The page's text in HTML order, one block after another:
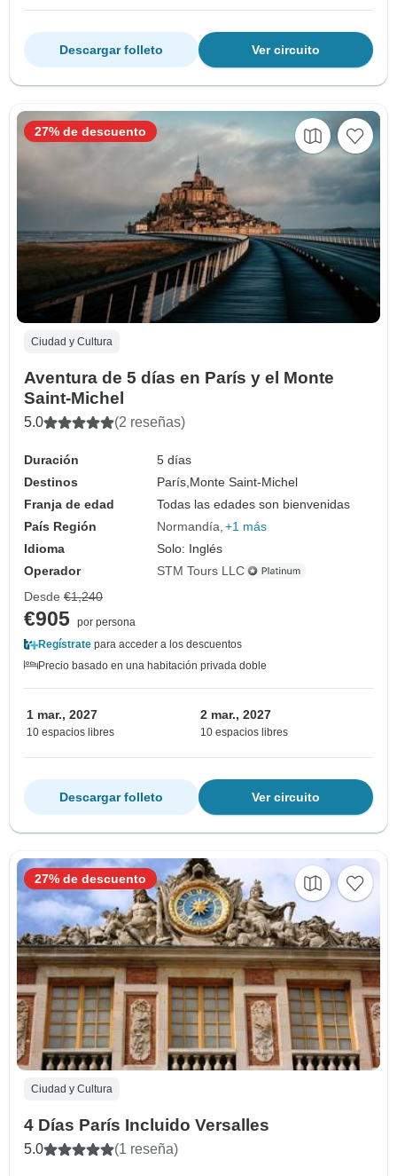
Ver circuito
Descargar folleto
Ciudad y Cultura
Aventura de 5 días en París y el Monte
Saint-Michel
5.0 (2 reseñas)
Duración
5 días
Destinos
París, Monte Saint-Michel
Franja de edad
Todas las edades son bienvenidas
País Región
Normandía +1 más
Idioma
Solo: Inglés
Operador
STM Tours LLC
27% de descuento
Desde €1,240
€905 por persona
Regístrate para acceder a los descuentos
Precio basado en una habitación privada doble
1 mar., 2027
10 espacios libres
2 mar., 2027
10 espacios libres
Ver circuito
Descargar folleto
Ciudad y Cultura
4 Días París Incluido Versalles
5.0 (1 reseña)
27% de descuento